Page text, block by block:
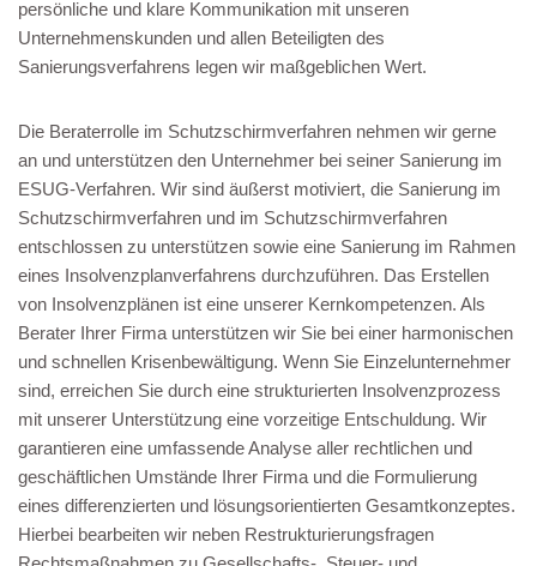
persönliche und klare Kommunikation mit unseren
Unternehmenskunden und allen Beteiligten des
Sanierungsverfahrens legen wir maßgeblichen Wert.
Die Beraterrolle im Schutzschirmverfahren nehmen wir gerne
an und unterstützen den Unternehmer bei seiner Sanierung im
ESUG-Verfahren. Wir sind äußerst motiviert, die Sanierung im
Schutzschirmverfahren und im Schutzschirmverfahren
entschlossen zu unterstützen sowie eine Sanierung im Rahmen
eines Insolvenzplanverfahrens durchzuführen. Das Erstellen
von Insolvenzplänen ist eine unserer Kernkompetenzen. Als
Berater Ihrer Firma unterstützen wir Sie bei einer harmonischen
und schnellen Krisenbewältigung. Wenn Sie Einzelunternehmer
sind, erreichen Sie durch eine strukturierten Insolvenzprozess
mit unserer Unterstützung eine vorzeitige Entschuldung. Wir
garantieren eine umfassende Analyse aller rechtlichen und
geschäftlichen Umstände Ihrer Firma und die Formulierung
eines differenzierten und lösungsorientierten Gesamtkonzeptes.
Hierbei bearbeiten wir neben Restrukturierungsfragen